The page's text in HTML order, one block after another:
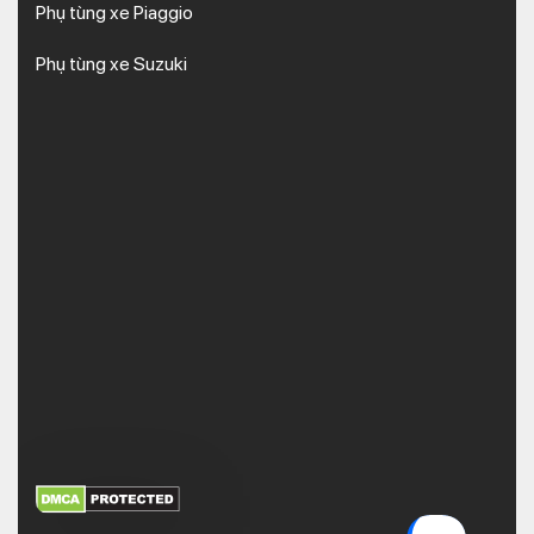
Phụ tùng xe Piaggio
Phụ tùng xe Suzuki
XEM THÊM